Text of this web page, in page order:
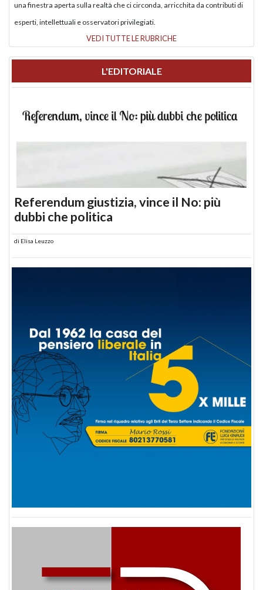
una finestra aperta sulla realtà che ci circonda, arricchita da contributi di
esperti, intellettuali e osservatori privilegiati.
VEDI TUTTE LE RUBRICHE
L'EDITORIALE
Referendum giustizia, vince il No: più
dubbi che politica
di Elisa Leuzzo